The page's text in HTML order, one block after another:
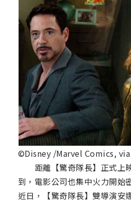
©Disney /Marvel Comics,
距離【驚奇隊長】正式上
到，電影公司也集中火力開始
近日，【驚奇隊長】雙導演安